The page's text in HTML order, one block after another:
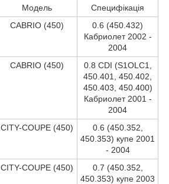
Модель
Специфікація
CABRIO (450)
0.6 (450.432)
Кабриолет 2002 -
2004
CABRIO (450)
0.8 CDI (S1OLC1,
450.401, 450.402,
450.403, 450.400)
Кабриолет 2001 -
2004
CITY-COUPE (450)
0.6 (450.352,
450.353) купе 2001
- 2004
CITY-COUPE (450)
0.7 (450.352,
450.353) купе 2003